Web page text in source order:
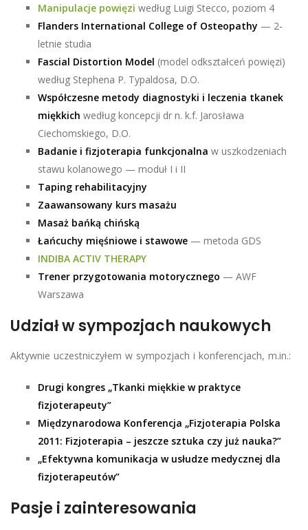
Manipulacje powięzi według Luigi Stecco, poziom 4
Flanders International College of Osteopathy — 2-
letnie studia
Fascial Distortion Model (model odkształceń powięzi)
według Stephena P. Typaldosa, D.O.
Współczesne metody diagnostyki i leczenia tkanek
miękkich według koncepcji dr n. k.f. Jarosława
Ciechomskiego, D.O.
Badanie i fizjoterapia funkcjonalna w uszkodzeniach
stawu kolanowego — moduł I i II
Taping rehabilitacyjny
Zaawansowany kurs masażu
Masaż bańką chińską
Łańcuchy mięśniowe i stawowe — metoda GDS
INDIBA ACTIV THERAPY
Trener przygotowania motorycznego — AWF
Warszawa
Udział w sympozjach naukowych
Aktywnie uczestniczyłem w sympozjach i konferencjach, m.in.:
Drugi kongres „Tkanki miękkie w praktyce
fizjoterapeuty”
Międzynarodowa Konferencja „Fizjoterapia Polska
2011: Fizjoterapia – jeszcze sztuka czy już nauka?”
„Efektywna komunikacja w usłudze medycznej dla
fizjoterapeutów”
Pasje i zainteresowania